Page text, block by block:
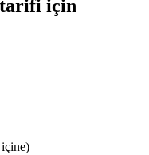
tarifi için
içine)